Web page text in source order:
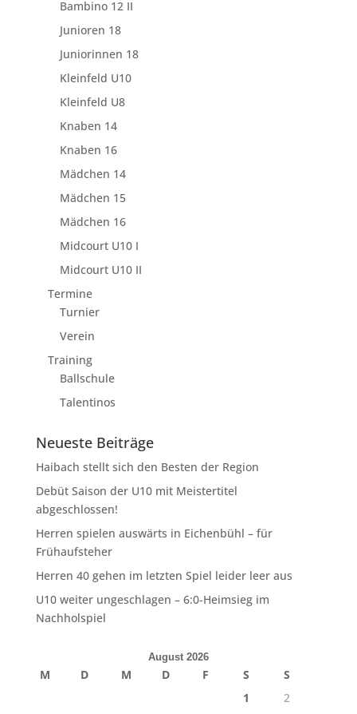
Bambino 12 II
Junioren 18
Juniorinnen 18
Kleinfeld U10
Kleinfeld U8
Knaben 14
Knaben 16
Mädchen 14
Mädchen 15
Mädchen 16
Midcourt U10 I
Midcourt U10 II
Termine
Turnier
Verein
Training
Ballschule
Talentinos
Neueste Beiträge
Haibach stellt sich den Besten der Region
Debüt Saison der U10 mit Meistertitel
abgeschlossen!
Herren spielen auswärts in Eichenbühl – für
Frühaufsteher
Herren 40 gehen im letzten Spiel leider leer aus
U10 weiter ungeschlagen – 6:0-Heimsieg im
Nachholspiel
August 2026
M D M D F S
S
1
2